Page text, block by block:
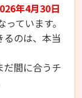
年4月30日
っています。
のは、本当
だ間に合うチ